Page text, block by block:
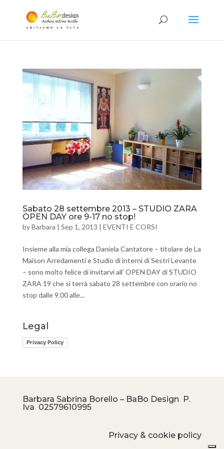
Sabato 28 settembre 2013 – STUDIO ZARA
OPEN DAY ore 9-17 no stop!
byBarbara | Sep 1, 2013 | EVENTI E CORSI
Insieme alla mia collega Daniela Cantatore – titolare de La
Maison Arredamenti e Studio di interni di Sestri Levante
– sono molto felice di invitarvi all’ OPEN DAY di STUDIO
ZARA 19 che si terrà sabato 28 settembre con orario no
stop dalle 9.00 alle...
Legal
Privacy Policy
Barbara Sabrina Borello – BaBo Design P.
Iva 02579610995
Privacy & cookie policy